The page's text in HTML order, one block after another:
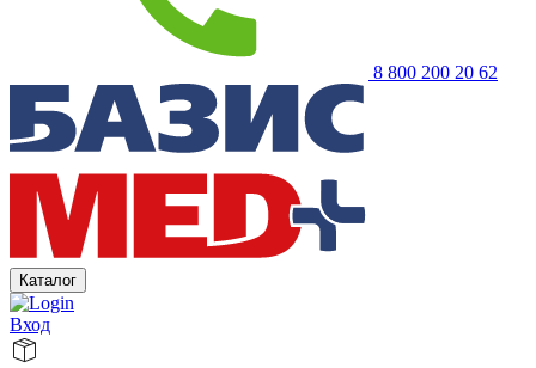
8 800 200 20 62
Каталог
Вход